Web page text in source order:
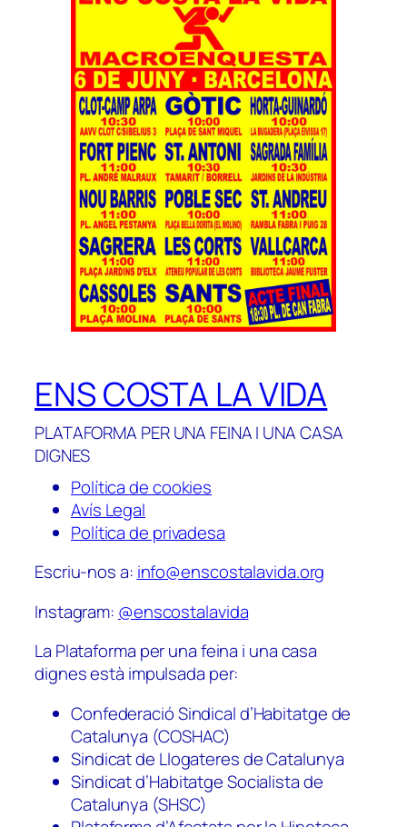
ENS COSTA LA VIDA
PLATAFORMA PER UNA FEINA I UNA CASA
DIGNES
Política de cookies
Avís Legal
Política de privadesa
Escriu-nos a: info@enscostalavida.org
Instagram: @enscostalavida
La Plataforma per una feina i una casa
dignes està impulsada per:
Confederació Sindical d’Habitatge de
Catalunya (COSHAC)
Sindicat de Llogateres de Catalunya
Sindicat d’Habitatge Socialista de
Catalunya (SHSC)